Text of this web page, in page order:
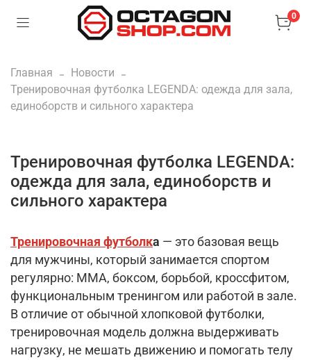
0
Главная
Новости
Тренировочная футболка LEGENDA: одежда для зала,
единоборств и сильного характера
Тренировочная футболка LEGENDA:
одежда для зала, единоборств и
сильного характера
Тренировочная футболка — это базовая вещь
для мужчины, который занимается спортом
регулярно: ММА, боксом, борьбой, кроссфитом,
функциональным тренингом или работой в зале.
В отличие от обычной хлопковой футболки,
тренировочная модель должна выдерживать
нагрузку, не мешать движению и помогать телу